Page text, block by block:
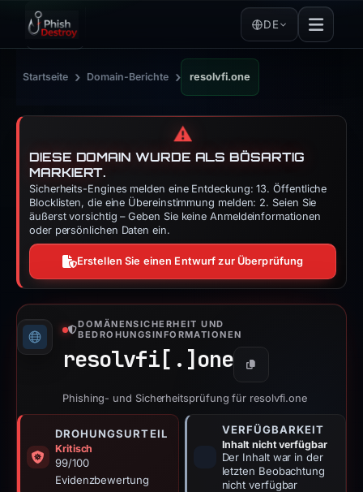
DE
Startseite › Domain-Berichte › resolvfi.one
⚠️
DIESE DOMAIN WURDE ALS BÖSARTIG
MARKIERT.
Sicherheits-Engines melden eine Entdeckung: 13. Öffentliche
Blocklisten, die eine Übereinstimmung melden: 2. Seien Sie
äußerst vorsichtig – Geben Sie keine Anmeldeinformationen
oder persönlichen Daten ein.
Erstellen Sie einen Entwurf zur Überprüfung
DOMÄNENSICHERHEIT UND
BEDROHUNGSINFORMATIONEN
resolvfi[.] one Kopieren
Phishing- und Sicherheitsprüfung für resolvfi.one
DROHUNGSURTEIL
Kritisch
99/100
Evidenzbewertung
VERFÜGBARKEIT
Inhalt nicht verfügbar
Der Inhalt war in der
letzten Beobachtung
nicht verfügbar